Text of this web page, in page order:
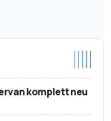
komplett neu